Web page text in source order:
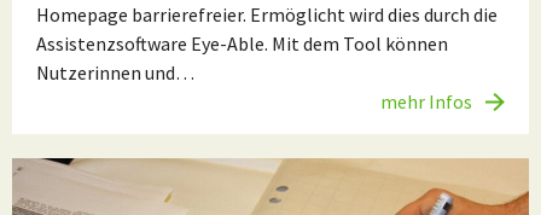
Homepage barrierefreier. Ermöglicht wird dies durch die
Assistenzsoftware Eye-Able. Mit dem Tool können
Nutzerinnen und…
mehr Infos